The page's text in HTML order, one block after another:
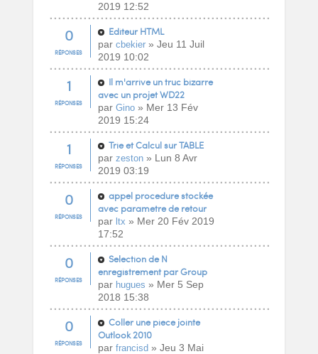
2019 12:52
0
RÉPONSES
Editeur HTML
par cbekier» Jeu 11 Juil
2019 10:02
1
RÉPONSES
Il m'arrive un truc bizarre
avec un projet WD22
par Gino» Mer 13 Fév
2019 15:24
1
RÉPONSES
Trie et Calcul sur TABLE
par zeston» Lun 8 Avr
2019 03:19
0
RÉPONSES
appel procedure stockée
avec parametre de retour
par ltx » Mer 20 Fév 2019
17:52
0
RÉPONSES
Selection de N
enregistrement par Group
par hugues » Mer 5 Sep
2018 15:38
0
RÉPONSES
Coller une piece jointe
Outlook 2010
par francisd» Jeu 3 Mai